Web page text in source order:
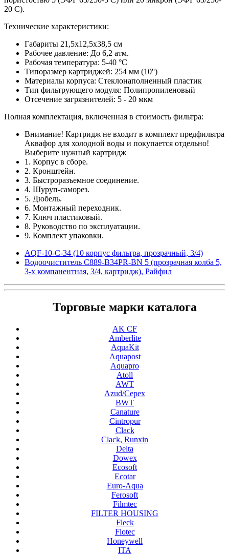
20 С).
Технические характеристики:
Габариты 21,5х12,5х38,5 см
Рабочее давление: До 6,2 атм.
Рабочая температура: 5-40 °C
Типоразмер картриджей: 254 мм (10'')
Материалы корпуса: Стеклонаполненный пластик
Тип фильтрующего модуля: Полипропиленовый
Отсечение загрязнителей: 5 - 20 мкм
Полная комплектация, включенная в стоимость фильтра:
Внимание! Картридж не входит в комплект предфильтра
Аквафор для холодной воды и покупается отдельно!
Выберите нужный картридж
1. Корпус в сборе.
2. Кронштейн.
3. Быстроразъемное соединение.
4. Шуруп-саморез.
5. Дюбель.
6. Монтажный переходник.
7. Ключ пластиковый.
8. Руководство по эксплуатации.
9. Комплект упаковки.
AQF-10-C-34 (10 корпус фильтра, прозрачный, 3/4)
Водоочиститель C889-B34PR-BN 5 (прозрачная колба 5,
3-х компанентная, 3/4, картридж), Райфил
Торговые марки каталога
AK CF
Amberlite
AquaKit
Aquapost
Aquapro
Atoll
AWT
Azud/Cepex
BWT
Canature
Cintropur
Clack
Clack, Runxin
Delta
Dowex
Ecosoft
Ecotar
Euro-Aqua
Ferosoft
Filmtec
FILTER HOUSING
Fleck
Flotec
Honeywell
ITA